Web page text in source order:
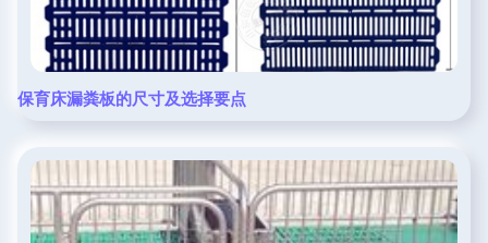
保育床漏粪板的尺寸及选择要点